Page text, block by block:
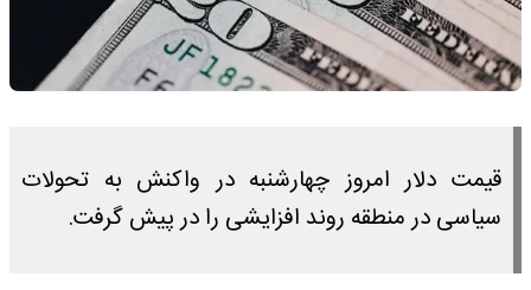
قیمت دلار امروز چهارشنبه در واکنش به تحولات
سیاسی در منطقه روند افزایشی را در پیش گرفت.